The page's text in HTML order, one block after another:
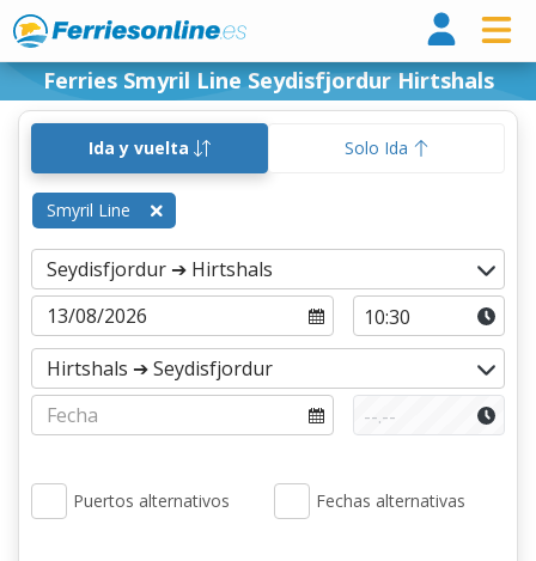
Ferries Smyril Line Seydisfjordur Hirtshals
Ida y vuelta Solo Ida
Smyril Line
Puertos alternativos Fechas alternativas